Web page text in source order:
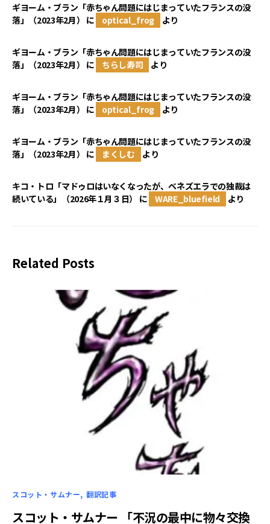
ギヨーム・ブラン「赤ちゃん問題にはじまっていたフランスの没
落」（2023年2月） に optical_frog より
ギヨーム・ブラン「赤ちゃん問題にはじまっていたフランスの没
落」（2023年2月） に ちらし寿司 より
ギヨーム・ブラン「赤ちゃん問題にはじまっていたフランスの没
落」（2023年2月） に optical_frog より
ギヨーム・ブラン「赤ちゃん問題にはじまっていたフランスの没
落」（2023年2月） に まくしむ より
キコ・トロ「マドゥロはいなくなったが、ベネズエラでの独裁は
続いている」（2026年１月３日）
に WARE_bluefield より
Related Posts
スコット・サムナー 翻訳記事
スコット・サムナー 「不況の最中に物々交換